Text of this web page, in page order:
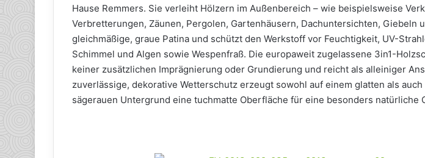
Hause Remmers. Sie verleiht Hölzern im Außenbereich – wie beispielsweise
Verbretterungen, Zäunen, Pergolen, Gartenhäusern, Dachuntersichten, Giebeln
gleichmäßige, graue Patina und schützt den Werkstoff vor Feuchtigkeit, UV-
Schimmel und Algen sowie Wespenfraß. Die europaweit zugelassene 3in1-
keiner zusätzlichen Imprägnierung oder Grundierung und reicht als alleiniger
zuverlässige, dekorative Wetterschutz erzeugt sowohl auf einem glatten als auch
sägerauen Untergrund eine tuchmatte Oberfläche für eine besonders natürliche